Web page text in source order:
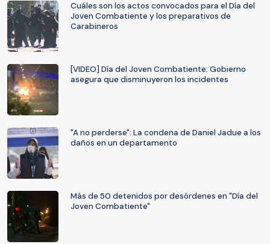
Cuáles son los actos convocados para el Día del
Joven Combatiente y los preparativos de
Carabineros
[VIDEO] Día del Joven Combatiente: Gobierno
asegura que disminuyeron los incidentes
"A no perderse": La condena de Daniel Jadue a los
daños en un departamento
Más de 50 detenidos por desórdenes en "Día del
Joven Combatiente"